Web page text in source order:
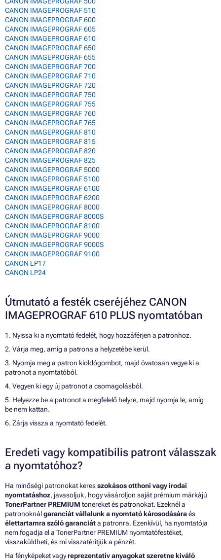
CANON IMAGEPROGRAF 510
CANON IMAGEPROGRAF 600
CANON IMAGEPROGRAF 605
CANON IMAGEPROGRAF 610
CANON IMAGEPROGRAF 650
CANON IMAGEPROGRAF 655
CANON IMAGEPROGRAF 700
CANON IMAGEPROGRAF 710
CANON IMAGEPROGRAF 720
CANON IMAGEPROGRAF 750
CANON IMAGEPROGRAF 755
CANON IMAGEPROGRAF 760
CANON IMAGEPROGRAF 765
CANON IMAGEPROGRAF 810
CANON IMAGEPROGRAF 815
CANON IMAGEPROGRAF 820
CANON IMAGEPROGRAF 825
CANON IMAGEPROGRAF 5000
CANON IMAGEPROGRAF 5100
CANON IMAGEPROGRAF 6100
CANON IMAGEPROGRAF 6200
CANON IMAGEPROGRAF 8000
CANON IMAGEPROGRAF 8000S
CANON IMAGEPROGRAF 8100
CANON IMAGEPROGRAF 9000
CANON IMAGEPROGRAF 9000S
CANON IMAGEPROGRAF 9100
CANON LP17
CANON LP24
Útmutató a festék cseréjéhez CANON
IMAGEPROGRAF 610 PLUS nyomtatóban
1. Nyissa ki a nyomtató fedelét, hogy hozzáférjen a patronhoz.
2. Várja meg, amíg a patrona a helyzetébe kerül.
3. Nyomja meg a patron kioldógombot, majd óvatosan vegye ki a
patronot a nyomtatóból.
4. Vegyen ki egy új patronot a csomagolásból.
5. Helyezze be a patronot a megfelelő helyre, majd nyomja le, amíg
be nem kattan.
6. Zárja vissza a nyomtató fedelét.
Eredeti vagy kompatibilis patront válasszak
a nyomtatóhoz?
Ha minőségi patronokat keresszokásos otthoni vagy irodai
nyomtatáshoz, javasoljuk, hogy vásároljon saját prémium márkájú
TonerPartner PREMIUM tonereket és patronokat. Ezeknél a
patronoknálgaranciát vállalunk a nyomtató károsodásáraés
élettartamra szóló garanciáta patronra. Ezenkívül, ha nyomtatója
nem fogadja el a TonerPartner PREMIUM nyomtatófestéket,
visszaküldheti, és mi visszatérítjük a pénzét.
Ha fényképeket vagyreprezentatív anyagokat szeretne kiváló